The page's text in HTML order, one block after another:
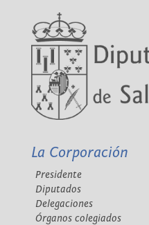
La Corporación
Presidente
Diputados
Delegaciones
Órganos colegiados